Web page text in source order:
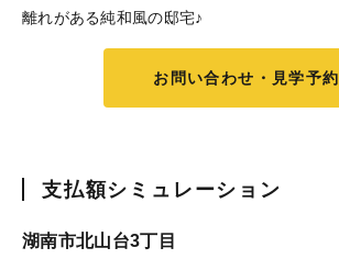
離れがある純和風の邸宅♪
お問い合わせ・見学予約
支払額シミュレーション
湖南市北山台3丁目